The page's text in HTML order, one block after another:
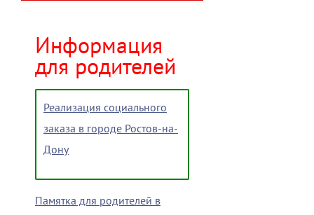
Информация
для родителей
Реализация социального
заказа в городе Ростов-на-
Дону
Памятка для родителей в